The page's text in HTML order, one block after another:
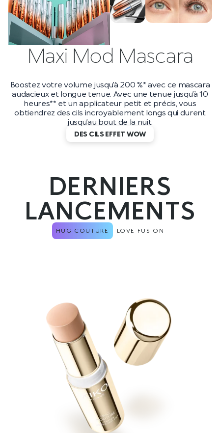
& Concealer
Une brillance inégalée et un confort absolu pour vos
lèvres. Un produit tout simplement emblématique et
sublime qui hydrate* les lèvres jusqu’à 8 heures* en les
DERNIERS
LANCEMENTS